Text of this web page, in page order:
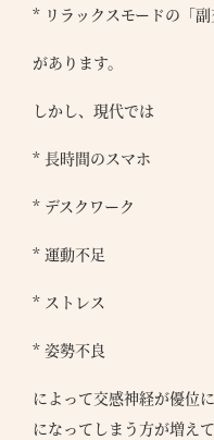
* リラックスモードの「副
があります。
しかし、現代では
* 長時間のスマホ
* デスクワーク
* 運動不足
* ストレス
* 姿勢不良
によって交感神経が優位
になってしまう方が増えて